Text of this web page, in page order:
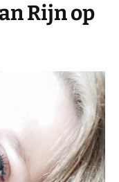
Rijn op